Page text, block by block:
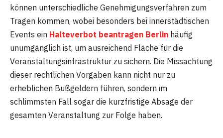
können unterschiedliche Genehmigungsverfahren zum
Tragen kommen, wobei besonders bei innerstädtischen
Events ein Halteverbot beantragen Berlin häufig
unumgänglich ist, um ausreichend Fläche für die
Veranstaltungsinfrastruktur zu sichern. Die Missachtung
dieser rechtlichen Vorgaben kann nicht nur zu
erheblichen Bußgeldern führen, sondern im
schlimmsten Fall sogar die kurzfristige Absage der
gesamten Veranstaltung zur Folge haben.